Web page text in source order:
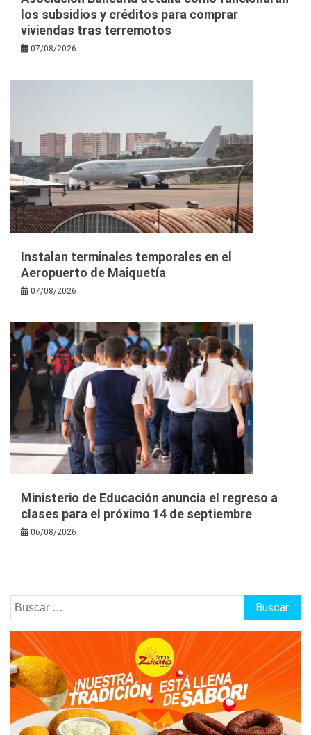
los subsidios y créditos para comprar
viviendas tras terremotos
07/08/2026
Instalan terminales temporales en el
Aeropuerto de Maiquetía
07/08/2026
Ministerio de Educación anuncia el regreso a
clases para el próximo 14 de septiembre
06/08/2026
Buscar: